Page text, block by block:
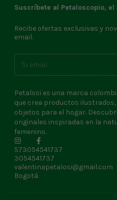
Suscríbete al Petaloscopio,
Recibe ofertas exclusivas y
email.
Petalosi es una marca
que crea productos
objetos para el hogar.
originales inspiradas en la
femenino.
573054541737
3054541737
valentinapetalosi@gmail.com
Bogotá